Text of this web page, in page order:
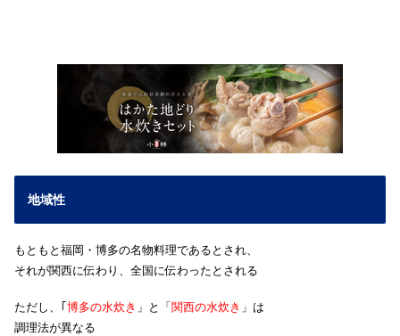
地域性
もともと福岡・博多の名物料理であるとされ、
それが関西に伝わり、全国に伝わったとされる
ただし、｢ 博多の水炊き 」と「 関西の水炊き 」は
調理法が異なる